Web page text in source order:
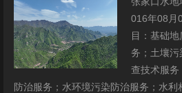
016年08月
目：基础
务；土壤污
查技术服务
防治服务；水环境污染防治服务；水